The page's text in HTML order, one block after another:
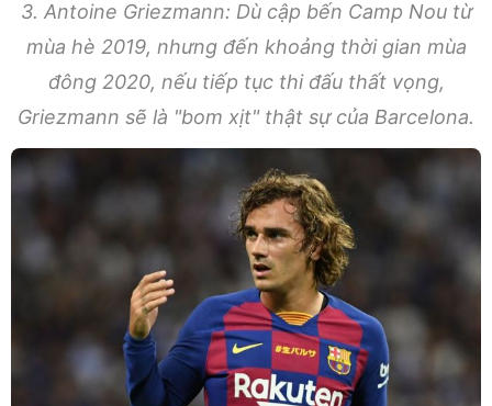
3. Antoine Griezmann: Dù cập bến Camp Nou từ
mùa hè 2019, nhưng đến khoảng thời gian mùa
đông 2020, nếu tiếp tục thi đấu thất vọng,
Griezmann sẽ là "bom xịt" thật sự của Barcelona.